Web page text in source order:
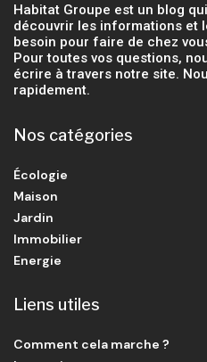
Habitat Groupe est un blog
découvrir les informations et
besoin pour faire de chez
Pour toutes vos questions,
écrire à travers notre site.
rapidement.
Nos catégories
Écologie
Maison
Jardin
Immobilier
Energie
Liens utiles
Comment cela marche ?